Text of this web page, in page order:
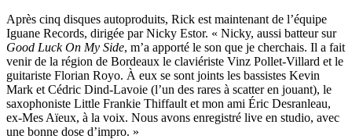
Après cinq disques autoproduits, Rick est maintenant de l’équipe
Iguane Records, dirigée par Nicky Estor. « Nicky, aussi batteur sur
Good Luck On My Side, m’a apporté le son que je cherchais. Il a fait
venir de la région de Bordeaux le claviériste Vinz Pollet-Villard et le
guitariste Florian Royo. À eux se sont joints les bassistes Kevin
Mark et Cédric Dind-Lavoie (l’un des rares à scatter en jouant), le
saxophoniste Little Frankie Thiffault et mon ami Éric Desranleau,
ex-Mes Aïeux, à la voix. Nous avons enregistré live en studio, avec
une bonne dose d’impro. »